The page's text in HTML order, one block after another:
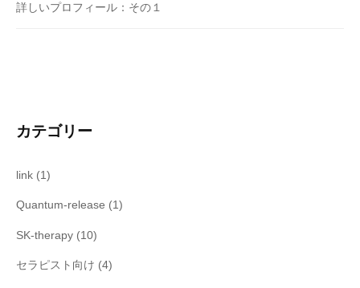
詳しいプロフィール：その１
カテゴリー
link (1)
Quantum-release (1)
SK-therapy (10)
セラピスト向け (4)